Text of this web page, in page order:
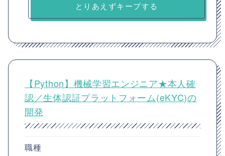
とりあえずキープする
【Python】機械学習エンジニア★本人確
認／生体認証プラットフォーム(eKYC)の
開発
職種